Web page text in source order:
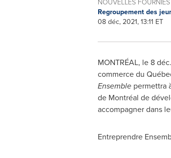
Regroupement des
08 déc, 2021, 13:11 ET
MONTRÉAL, le 8
commerce du
Ensemblepermettra
de Montréal de
accompagner dans
Entreprendre